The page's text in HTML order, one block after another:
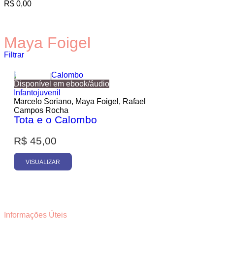
R$ 0,00
Maya Foigel
Filtrar
Promoção
Disponível em ebook/áudio
Infantojuvenil
Marcelo Soriano, Maya Foigel, Rafael
Campos Rocha
Tota e o Calombo
R$ 45,00
VISUALIZAR
Informações Úteis